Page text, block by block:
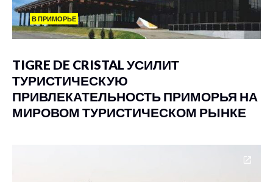
В ПРИМОРЬЕ
TIGRE DE CRISTAL УСИЛИТ
ТУРИСТИЧЕСКУЮ
ПРИВЛЕКАТЕЛЬНОСТЬ ПРИМОРЬЯ НА
МИРОВОМ ТУРИСТИЧЕСКОМ РЫНКЕ